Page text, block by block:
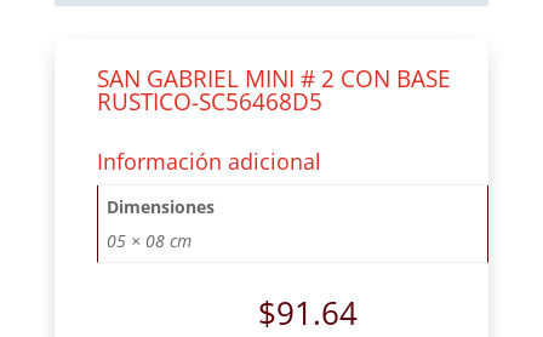
SAN GABRIEL MINI # 2 CON BASE
RUSTICO-SC56468D5
Información adicional
Dimensiones
05 × 08 cm
$91.64